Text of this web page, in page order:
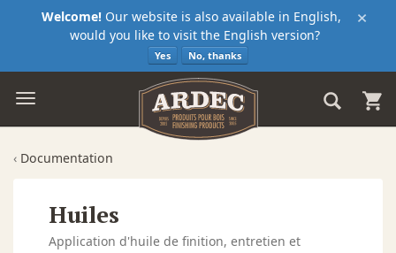
×
Welcome! Our website is also available in English,
would you like to visit the English version?
Yes No, thanks
‹ Documentation
Huiles
Application d'huile de finition, entretien et